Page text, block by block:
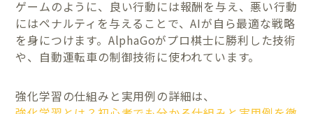
ゲームのように、良い行動には報酬を与え、悪い行動
にはペナルティを与えることで、AIが自ら最適な戦略
を身につけます。AlphaGoがプロ棋士に勝利した技術
や、自動運転車の制御技術に使われています。
強化学習の仕組みと実用例の詳細は、